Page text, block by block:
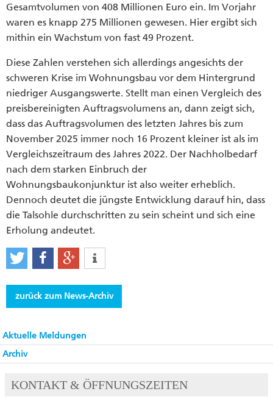
Gesamtvolumen von 408 Millionen Euro ein. Im Vorjahr
waren es knapp 275 Millionen gewesen. Hier ergibt sich
mithin ein Wachstum von fast 49 Prozent.
Diese Zahlen verstehen sich allerdings angesichts der
schweren Krise im Wohnungsbau vor dem Hintergrund
niedriger Ausgangswerte. Stellt man einen Vergleich des
preisbereinigten Auftragsvolumens an, dann zeigt sich,
dass das Auftragsvolumen des letzten Jahres bis zum
November 2025 immer noch 16 Prozent kleiner ist als im
Vergleichszeitraum des Jahres 2022. Der Nachholbedarf
nach dem starken Einbruch der
Wohnungsbaukonjunktur ist also weiter erheblich.
Dennoch deutet die jüngste Entwicklung darauf hin, dass
die Talsohle durchschritten zu sein scheint und sich eine
Erholung andeutet.
zurück zum News-Archiv
Aktuelle Meldungen
Archiv
KONTAKT & ÖFFNUNGSZEITEN